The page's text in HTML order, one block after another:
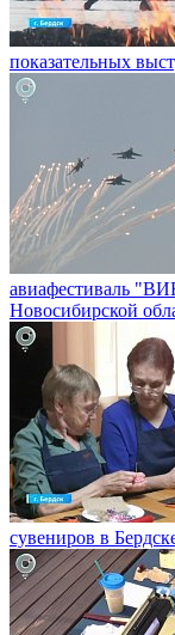
показательных
авиафестиваль
Новосибирской
сувениров в